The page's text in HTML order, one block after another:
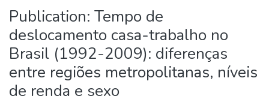
Statistics
Tips
About Us
Publication: Tempo de
deslocamento casa-trabalho no
Brasil (1992-2009): diferenças
entre regiões metropolitanas, níveis
de renda e sexo